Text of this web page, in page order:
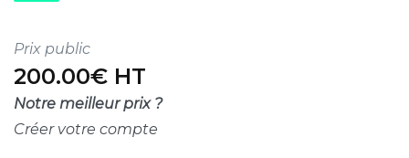
Prix public
200.00€ HT
Notre meilleur prix ?
Créer votre compte